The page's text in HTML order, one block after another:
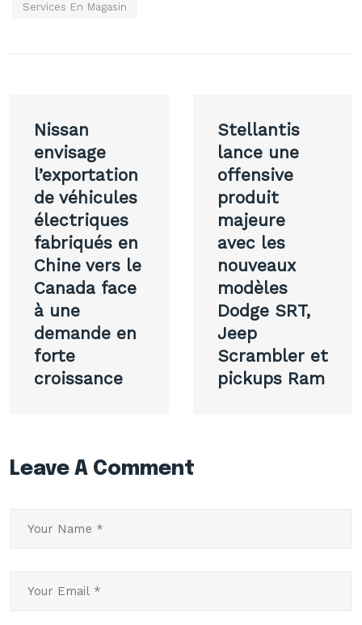
Services En Magasin
de
l’article
Nissan
envisage
l’exportation
de véhicules
électriques
fabriqués en
Chine vers le
Canada face
à une
demande en
forte
croissance
Stellantis
lance une
offensive
produit
majeure
avec les
nouveaux
modèles
Dodge SRT,
Jeep
Scrambler et
pickups Ram
Leave A Comment